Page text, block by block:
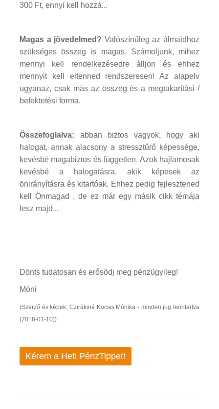
300 Ft, ennyi kell hozzá...
Magas a jövedelmed? Valószínűleg az álmaidhoz
szükséges összeg is magas. Számoljunk, mihez
mennyi kell rendelkezésedre álljon és ehhez
mennyit kell eltenned rendszeresen! Az alapelv
ugyanaz, csak más az összeg és a megtakarítási /
befektetési forma.
Összefoglalva: abban biztos vagyok, hogy aki
halogat, annak alacsony a stressztűrő képessége,
kevésbé magabiztos és független. Azok hajlamosak
kevésbé a halogatásra, akik képesek az
önirányításra és kitartóak. Ehhez pedig fejlesztened
kell Önmagad , de ez már egy másik cikk témája
lesz majd...
Dönts tudatosan és erősödj meg pénzügyileg!
Móni
(Szerző és képek: Czirákiné Kocsis Mónika - minden jog fenntartva
(2018-01-10))
Kérem a Heti PénzTippet!